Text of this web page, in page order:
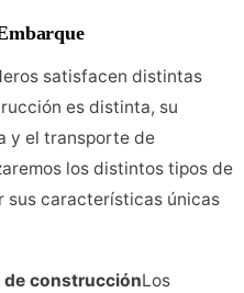
satisfacen distintas
es distinta, su
y el transporte de
los distintos tipos de
sus características únicas
construcciónLos